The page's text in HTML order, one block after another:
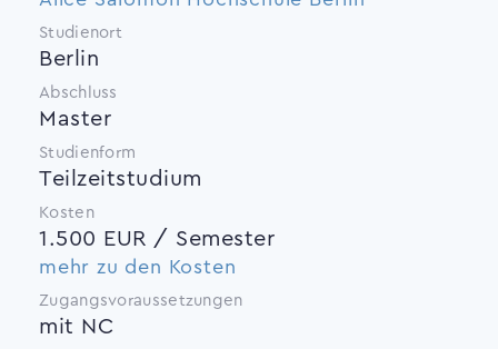
Studienort
Berlin
Abschluss
Master
Studienform
Teilzeitstudium
Kosten
1.500 EUR / Semester
mehr zu den Kosten
Zugangsvoraussetzungen
mit NC